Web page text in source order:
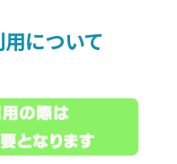
について